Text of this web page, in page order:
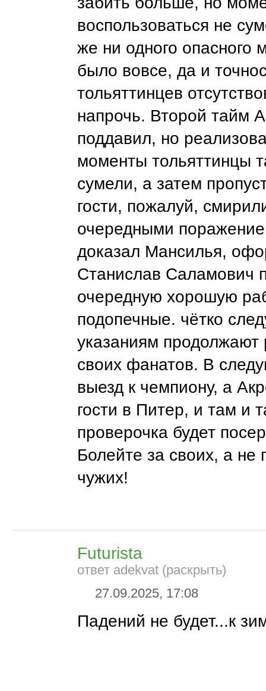
воспользоваться не
же ни одного опасного
было вовсе, да и
тольяттинцев
напрочь. Второй тайм
поддавил, но
моменты тольяттинцы
сумели, а затем
гости, пожалуй,
очередными
доказал Мансилья,
Станислав Саламович
очередную хорошую
подопечные. чётко
указаниям продолжают
своих фанатов. В
выезд к чемпиону, а
гости в Питер, и там и
проверочка будет
Болейте за своих, а не
чужих!
Futurista
ответ adekvat (раскрыть)
27.09.2025, 17:08
Падений не будет...к